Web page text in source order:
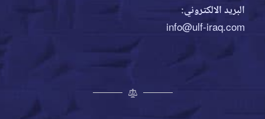
البريد الالكتروني:
info@ulf-iraq.com